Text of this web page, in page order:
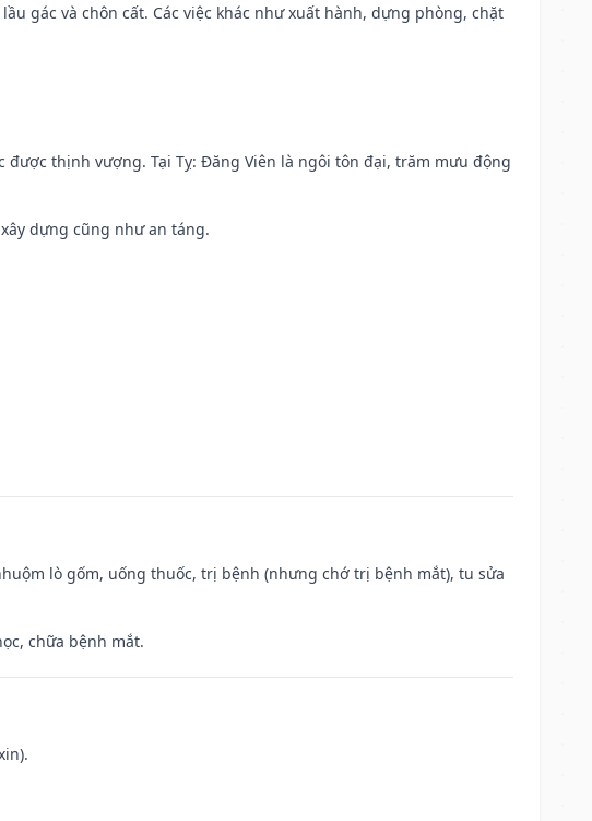
gác và chôn cất. Các việc khác như xuất hành, dựng phòng, chặt
được thịnh vượng. Tại Tỵ: Đăng Viên là ngôi tôn đại, trăm mưu động
dựng cũng như an táng.
lò gốm, uống thuốc, trị bệnh (nhưng chớ trị bệnh mắt), tu sửa
chữa bệnh mắt.